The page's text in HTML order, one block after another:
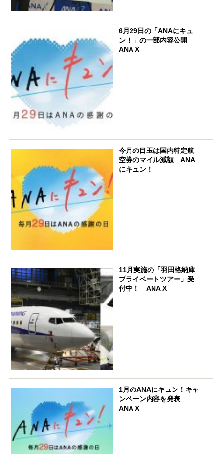
6月29日の「ANAにキュ
ン！」の一部内容公開
ANA X
今月の目玉は国内特定航
空券のマイル減額 ANA
にキュン！
11月実施の「羽田格納庫
プライベートツアー」受
付中！ ANA X
1月のANAにキュン！キャ
ンペーン内容を発表
ANA X